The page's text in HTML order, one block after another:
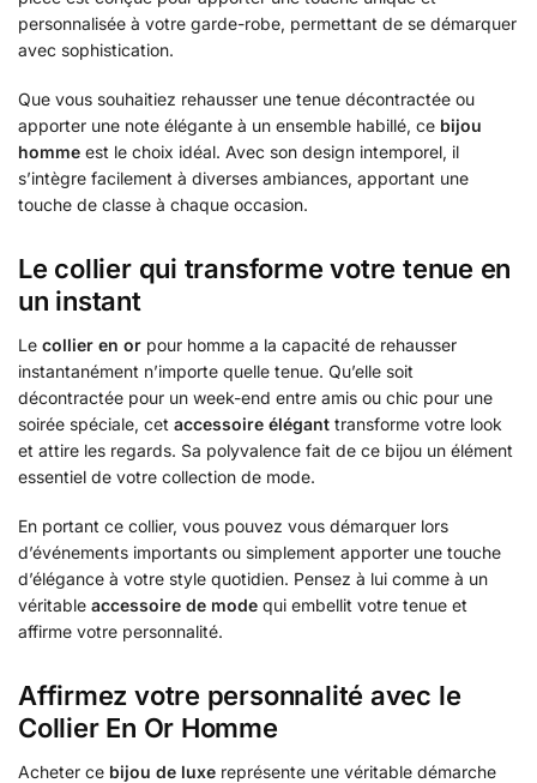
personnalisée à votre garde-robe, permettant de se démarquer
avec sophistication.
Que vous souhaitiez rehausser une tenue décontractée ou
apporter une note élégante à un ensemble habillé, ce bijou
homme est le choix idéal. Avec son design intemporel, il
s’intègre facilement à diverses ambiances, apportant une
touche de classe à chaque occasion.
Le collier qui transforme votre tenue en
un instant
Le collier en or pour homme a la capacité de rehausser
instantanément n’importe quelle tenue. Qu’elle soit
décontractée pour un week-end entre amis ou chic pour une
soirée spéciale, cet accessoire élégant transforme votre look
et attire les regards. Sa polyvalence fait de ce bijou un élément
essentiel de votre collection de mode.
En portant ce collier, vous pouvez vous démarquer lors
d’événements importants ou simplement apporter une touche
d’élégance à votre style quotidien. Pensez à lui comme à un
véritable accessoire de mode qui embellit votre tenue et
affirme votre personnalité.
Affirmez votre personnalité avec le
Collier En Or Homme
Acheter ce bijou de luxe représente une véritable démarche